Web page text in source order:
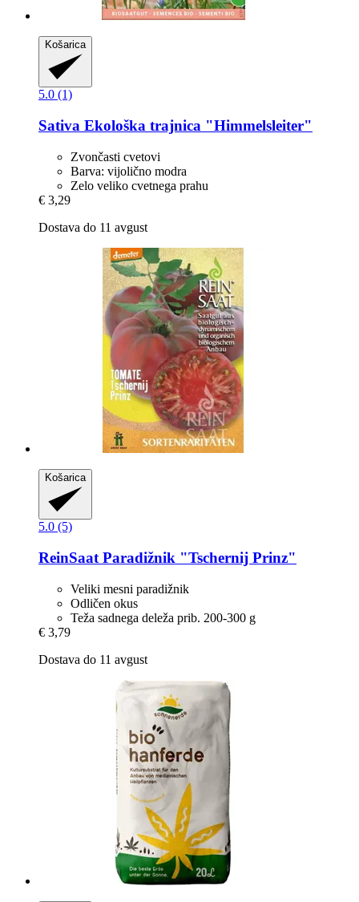
Košarica
5.0 (1)
Sativa Ekološka trajnica "Himmelsleiter"
Zvončasti cvetovi
Barva: vijolično modra
Zelo veliko cvetnega prahu
€ 3,29
Dostava do 11 avgust
Košarica
5.0 (5)
ReinSaat Paradižnik "Tschernij Prinz"
Veliki mesni paradižnik
Odličen okus
Teža sadnega deleža prib. 200-300 g
€ 3,79
Dostava do 11 avgust